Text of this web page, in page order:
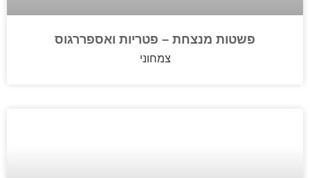
פשטות מנצחת – פטריות ואספררגוס
צמחוני